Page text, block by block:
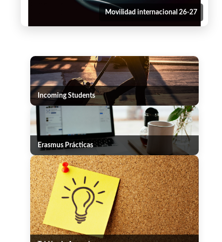
Movilidad internacional 26-27
Incoming Students
Erasmus Prácticas